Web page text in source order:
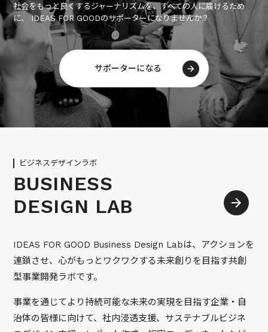
社会をもっと良くするジャーナリズムを、すべての人に届けるため
に、 IDEAS FOR GOODのサポーターになりませんか？
サポーターになる
ビジネスデザインラボ
BUSINESS
DESIGN LAB
IDEAS FOR GOOD Business Design Labは、アクションを
連鎖させ、心がもっとワクワクする未来創りを目指す共創
型事業開発ラボです。
事業を通じてより持続可能な未来の実現を目指す企業・自
治体の皆様に向けて、社内浸透支援、サステナブルビジネ